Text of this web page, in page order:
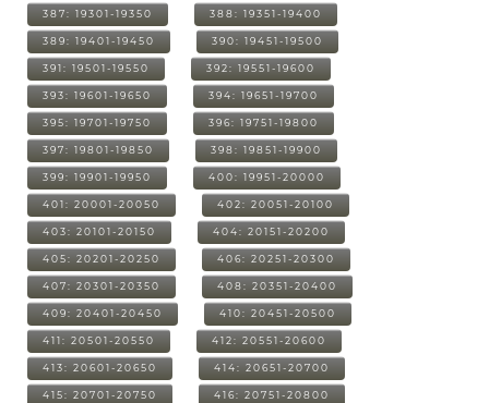
387: 19301-19350 388: 19351-19400
389: 19401-19450 390: 19451-19500
391: 19501-19550 392: 19551-19600
393: 19601-19650 394: 19651-19700
395: 19701-19750 396: 19751-19800
397: 19801-19850 398: 19851-19900
399: 19901-19950 400: 19951-20000
401: 20001-20050 402: 20051-20100
403: 20101-20150 404: 20151-20200
405: 20201-20250 406: 20251-20300
407: 20301-20350 408: 20351-20400
409: 20401-20450 410: 20451-20500
411: 20501-20550 412: 20551-20600
413: 20601-20650 414: 20651-20700
415: 20701-20750 416: 20751-20800